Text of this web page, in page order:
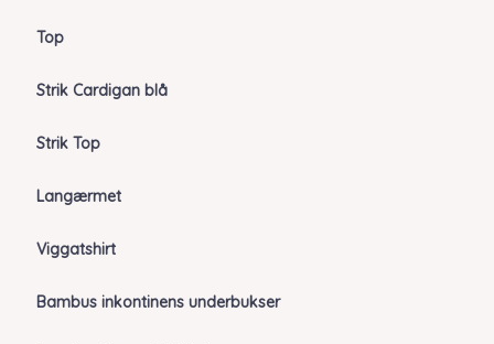
Top
Strik Cardigan blå
Strik Top
Langærmet
Viggatshirt
Bambus inkontinens underbukser